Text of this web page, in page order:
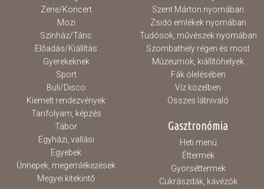
Zene/Koncert
Mozi
Színház/Tánc
Előadás/Kiállítás
Gyerekeknek
Sport
Buli/Disco
Kiemelt rendezvények
Tanfolyam, képzés
Tábor
Egyházi, vallási
Egyebek
Ünnepek, megemlékezések
Megyei kitekintő
Szent Márton nyomában
Zsidó emlékek nyomában
Tudósok, művészek nyomában
Szombathely régen és most
Múzeumok, kiállítóhelyek
Fák ölelésében
Víz közelben
Összes látnivaló
Gasztronómia
Heti menü
Éttermek
Gyorséttermek
Cukrászdák, kávézók